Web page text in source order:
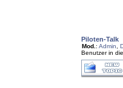
Piloten-Talk
Mod. : Admin
Benutzer in